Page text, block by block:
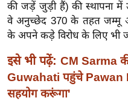
न्यू
ज
ब्री
फ
म
नो
की जड़ें जुड़ी हैं) की स्थापना में
वे अनुच्छेद 370 के तहत जम्मू
के अपने कड़े विरोध के लिए भी
इसे भी पढ़ें: CM Sarma
Guwahati पहुंचे Pawan
सहयोग करूंगा'